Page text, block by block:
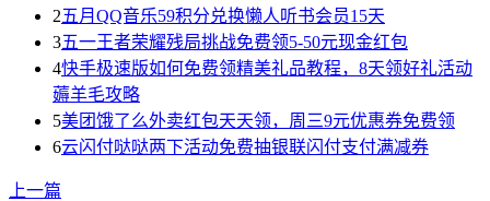
2五月QQ音乐59积分兑换懒人听书会员15天
3五一王者荣耀残局挑战免费领5-50元现金红包
4快手极速版如何免费领精美礼品教程，8天领好礼活动
薅羊毛攻略
5美团饿了么外卖红包天天领，周三9元优惠券免费领
6云闪付哒哒两下活动免费抽银联闪付支付满减券
上一篇